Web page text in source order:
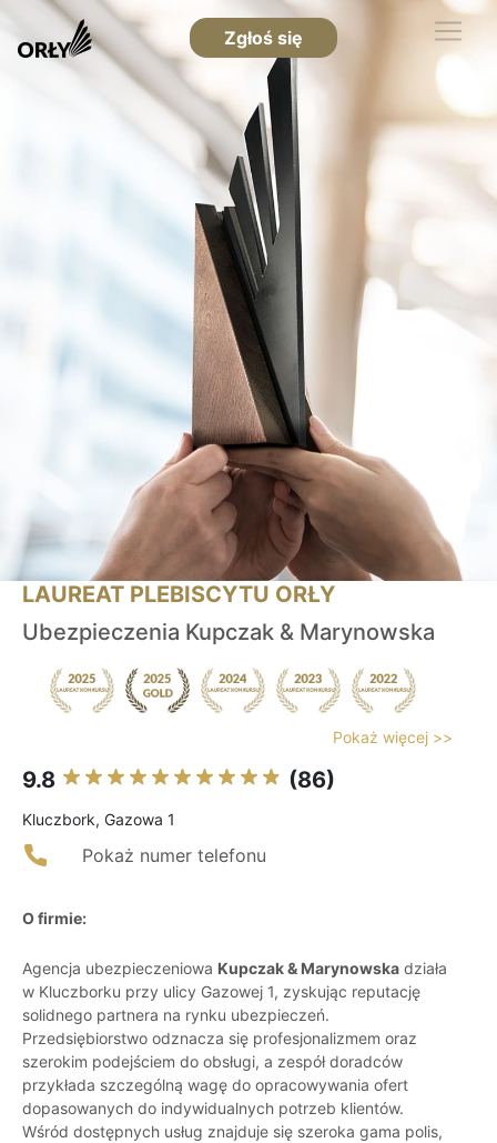
Zgłoś się
LAUREAT PLEBISCYTU ORŁY
Ubezpieczenia Kupczak & Marynowska
Pokaż więcej >>
9.8 (86)
Kluczbork, Gazowa 1
Pokaż numer telefonu
O firmie:
Agencja ubezpieczeniowa Kupczak & Marynowska działa
w Kluczborku przy ulicy Gazowej 1, zyskując reputację
solidnego partnera na rynku ubezpieczeń.
Przedsiębiorstwo odznacza się profesjonalizmem oraz
szerokim podejściem do obsługi, a zespół doradców
przykłada szczególną wagę do opracowywania ofert
dopasowanych do indywidualnych potrzeb klientów.
Wśród dostępnych usług znajduje się szeroka gama polis,